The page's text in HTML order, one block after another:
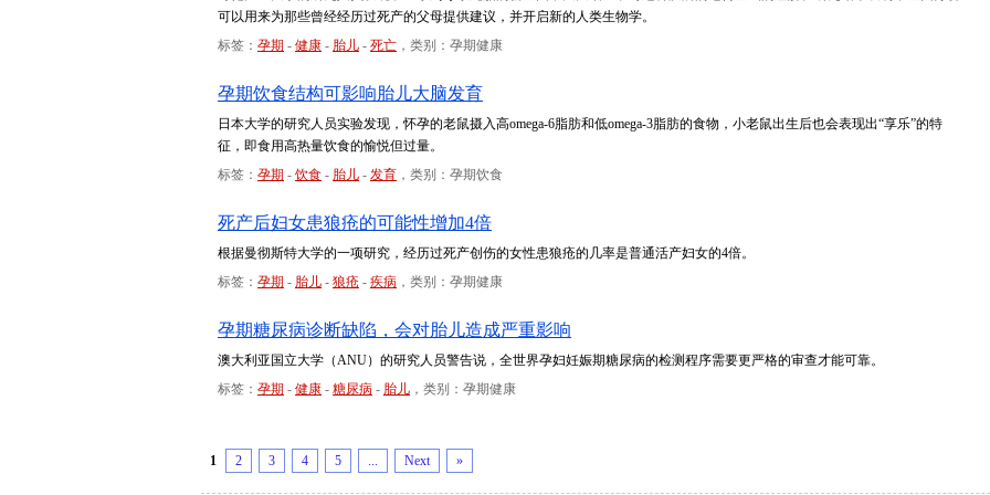
可以用来为那些曾经经历过死产的父母提供建议，并开启新的人类生物学。
标签： 孕期 - 健康 - 胎儿 - 死亡 ，类别：孕期健康
孕期饮食结构可影响胎儿大脑发育
日本大学的研究人员实验发现，怀孕的老鼠摄入高omega-6脂肪和低omega-3脂肪的食物，小老鼠出生后也会表现出“享乐”的特
征，即食用高热量饮食的愉悦但过量。
标签： 孕期 - 饮食 - 胎儿 - 发育 ，类别：孕期饮食
死产后妇女患狼疮的可能性增加4倍
根据曼彻斯特大学的一项研究，经历过死产创伤的女性患狼疮的几率是普通活产妇女的4倍。
标签： 孕期 - 胎儿 - 狼疮 - 疾病 ，类别：孕期健康
孕期糖尿病诊断缺陷，会对胎儿造成严重影响
澳大利亚国立大学（ANU）的研究人员警告说，全世界孕妇妊娠期糖尿病的检测程序需要更严格的审查才能可靠。
标签： 孕期 - 健康 - 糖尿病 - 胎儿 ，类别：孕期健康
1 2 3 4 5 ... Next »